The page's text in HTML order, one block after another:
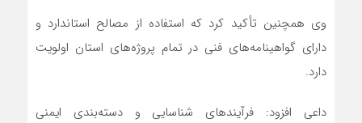
وی همچنین تأکید کرد که استفاده از مصالح استاندارد و
دارای گواهینامه‌های فنی در تمام پروژه‌های استان اولویت
دارد.
داعی افزود: فرآیندهای شناسایی و دسته‌بندی ایمنی